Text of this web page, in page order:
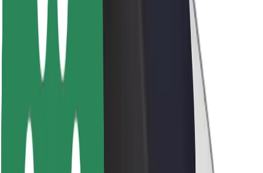
Directrices de la marca
Misión
Relación con inversores
Liderazgo
Medios
Fondo Urbano
Seguridad